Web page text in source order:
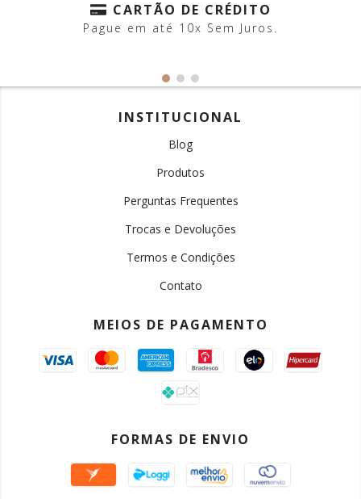
CARTÃO DE CRÉDITO
Pague em até 10x Sem Juros.
INSTITUCIONAL
Blog
Produtos
Perguntas Frequentes
Trocas e Devoluções
Termos e Condições
Contato
MEIOS DE PAGAMENTO
FORMAS DE ENVIO